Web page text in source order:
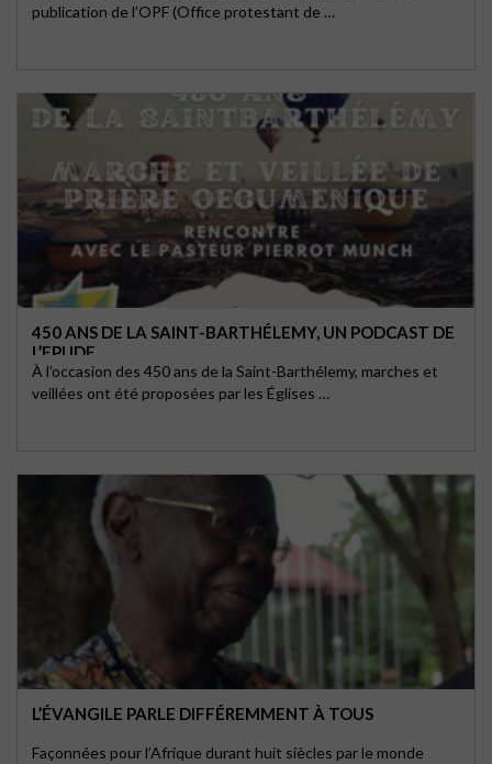
publication de l’OPF (Office protestant de …
450 ANS DE LA SAINT-BARTHÉLEMY, UN PODCAST DE
L’EPUDF
À l’occasion des 450 ans de la Saint-Barthélemy, marches et
veillées ont été proposées par les Églises …
L’ÉVANGILE PARLE DIFFÉREMMENT À TOUS
Façonnées pour l’Afrique durant huit siècles par le monde